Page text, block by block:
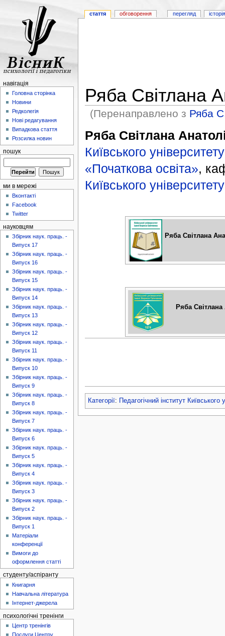
Ряба Світлана
(Перенаправлено з Ряба
Ряба Світлана
Київського
«Початкова освіта»,
Київського
Ряба Світлана
Ряба Світлана
Категорії: Педагогічний інститут
стаття обговорення перегляд
навігація
Головна сторінка
Новини
Редколегія
Нові редагування
Випадкова стаття
Розсилка новин
пошук
ми в мережі
Вконтакті
Facebook
Twitter
науковцям
Збірник наук. праць. -
Випуск 17
Збірник наук. праць. -
Випуск 16
Збірник наук. праць. -
Випуск 15
Збірник наук. праць. -
Випуск 14
Збірник наук. праць. -
Випуск 13
Збірник наук. праць. -
Випуск 12
Збірник наук. праць. -
Випуск 11
Збірник наук. праць. -
Випуск 10
Збірник наук. праць. -
Випуск 9
Збірник наук. праць. -
Випуск 8
Збірник наук. праць. -
Випуск 7
Збірник наук. праць. -
Випуск 6
Збірник наук. праць. -
Випуск 5
Збірник наук. праць. -
Випуск 4
Збірник наук. праць. -
Випуск 3
Збірник наук. праць. -
Випуск 2
Збірник наук. праць. -
Випуск 1
Матеріали
конференції
Вимоги до
оформлення статті
студенту/аспіранту
Книгарня
Навчальна література
Інтернет-джерела
психологічні тренінги
Центр тренінгів
Послуги Центру